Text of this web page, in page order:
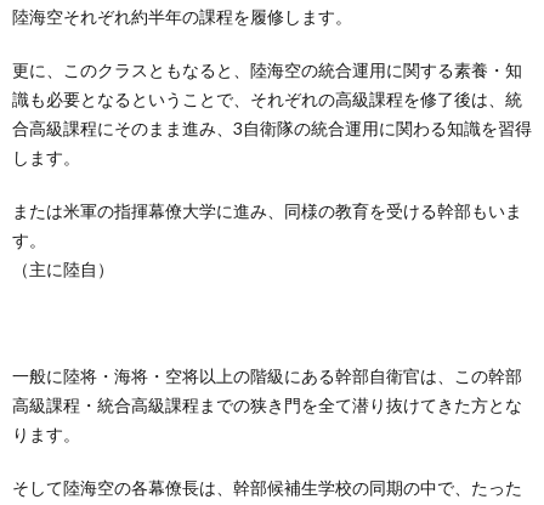
陸海空それぞれ約半年の課程を履修します。
更に、このクラスともなると、陸海空の統合運用に関する素養・知
識も必要となるということで、それぞれの高級課程を修了後は、統
合高級課程にそのまま進み、3自衛隊の統合運用に関わる知識を習得
します。
または米軍の指揮幕僚大学に進み、同様の教育を受ける幹部もいま
す。
（主に陸自）
一般に陸将・海将・空将以上の階級にある幹部自衛官は、この幹部
高級課程・統合高級課程までの狭き門を全て潜り抜けてきた方とな
ります。
そして陸海空の各幕僚長は、幹部候補生学校の同期の中で、たった